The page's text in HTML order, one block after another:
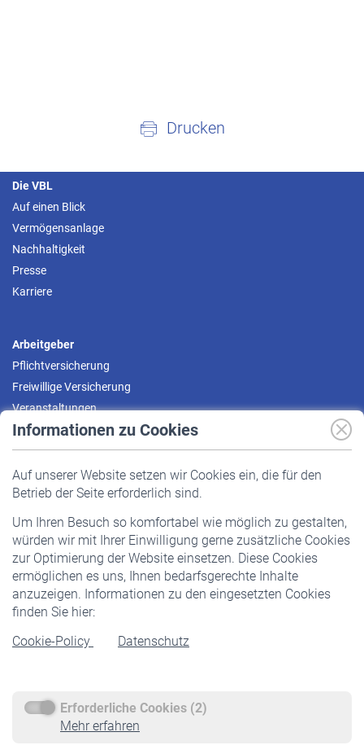
Informationen zu Cookies
Auf unserer Website setzen wir Cookies ein, die für den
Betrieb der Seite erforderlich sind.
Um Ihren Besuch so komfortabel wie möglich zu gestalten,
würden wir mit Ihrer Einwilligung gerne zusätzliche Cookies
zur Optimierung der Website einsetzen. Diese Cookies
ermöglichen es uns, Ihnen bedarfsgerechte Inhalte
anzuzeigen. Informationen zu den eingesetzten Cookies
finden Sie hier:
Cookie-Policy
Datenschutz
Erforderliche Cookies (2)
Mehr erfahren
Drucken
Die VBL
Auf einen Blick
Vermögensanlage
Nachhaltigkeit
Presse
Karriere
Arbeitgeber
Pflichtversicherung
Freiwillige Versicherung
Veranstaltungen
Pflichtversicherung
Staatliche Förderung
Veranstaltungen
Rentner
Rentenbeginn
Rente beantragen
Service
Informationen